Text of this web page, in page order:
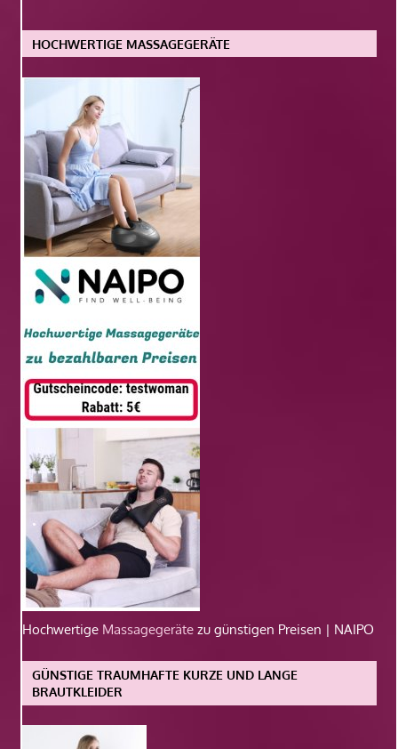
HOCHWERTIGE MASSAGEGERÄTE
Hochwertige Massagegeräte zu günstigen Preisen | NAIPO
GÜNSTIGE TRAUMHAFTE KURZE UND LANGE
BRAUTKLEIDER